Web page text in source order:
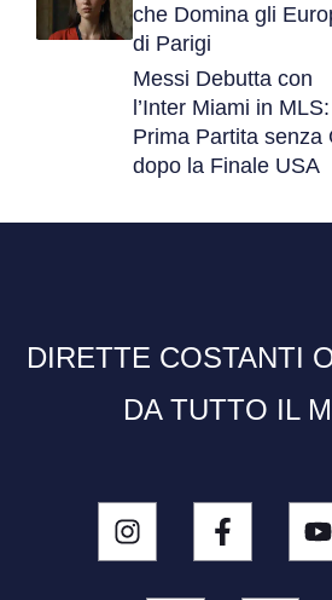
che Domina gli
di Parigi
Messi Debutta con
l’Inter Miami in MLS:
Prima Partita senza
dopo la Finale USA
DIRETTE COSTANTI
DA TUTTO IL